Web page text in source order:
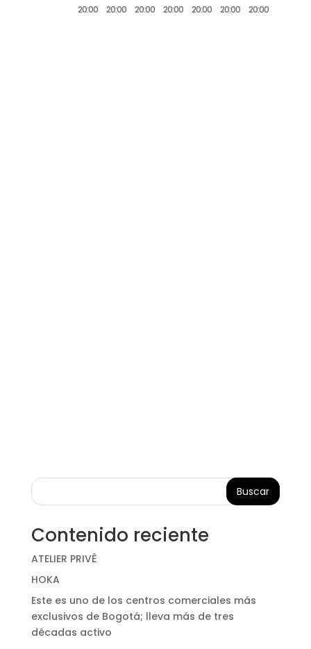
20:00
20:00
20:00
20:00
20:00
20:00
20:00
Buscar
Contenido reciente
ATELIER PRIVÊ
HOKA
Este es uno de los centros comerciales más
exclusivos de Bogotá; lleva más de tres
décadas activo